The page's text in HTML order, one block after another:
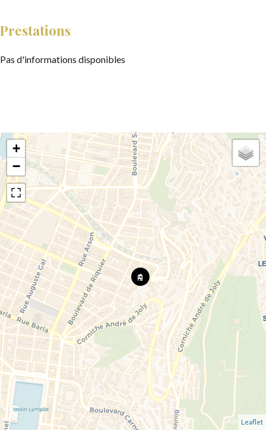
Prestations
Pas d'informations disponibles
+
−
Leaflet